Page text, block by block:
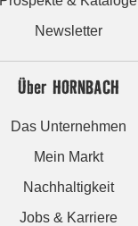
Newsletter
Über HORNBACH
Das Unternehmen
Mein Markt
Nachhaltigkeit
Jobs & Karriere